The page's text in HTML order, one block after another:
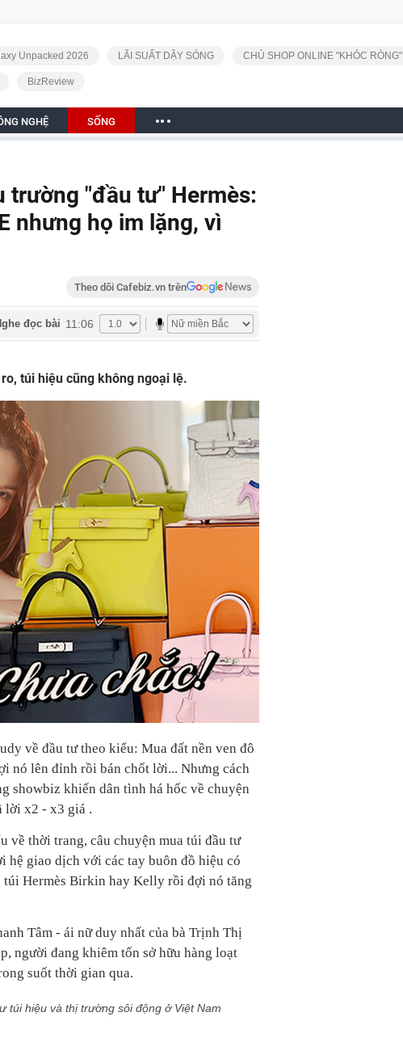
Unpacked 2026 LÃI SUẤT DẬY SÓNG CHỦ SHOP ONLINE "KHÓC RÒNG"
BizReview
NGHỆ SỐNG
trường "đầu tư" Hermès:
nhưng họ im lặng, vì
Theo dõi Cafebiz.vn trên
đọc bài 11:06
túi hiệu cũng không ngoại lệ.
về đầu tư theo kiểu: Mua đất nền ven đô
nó lên đỉnh rồi bán chốt lời... Nhưng cách
showbiz khiến dân tình há hốc về chuyện
lời x2 - x3 giá .
về thời trang, câu chuyện mua túi đầu tư
hệ giao dịch với các tay buôn đồ hiệu có
túi Hermès Birkin hay Kelly rồi đợi nó tăng
Tâm - ái nữ duy nhất của bà Trịnh Thị
người đang khiêm tốn sở hữu hàng loạt
suốt thời gian qua.
túi hiệu và thị trường sôi động ở Việt Nam